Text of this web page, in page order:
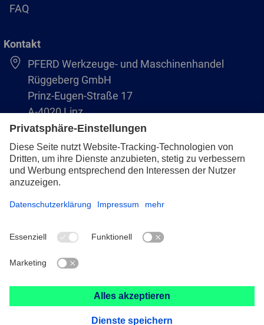
FAQ
Kontakt
PFERD Werkzeuge- und Maschinenhandel
Rüggeberg GmbH
Prinz-Eugen-Straße 17
A-4020 Linz
Austria/Österreich
+43 (732) 79 64 11-0
info@pferd-rueggeberg.at
Datenschutz
AVB
© 2026 PFERD Werkzeuge- und Maschinenhandel Rüggeberg GmbH